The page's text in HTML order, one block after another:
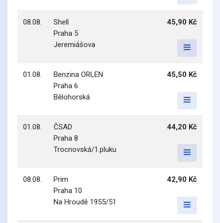
08.08.
Shell
Praha 5
Jeremiášova
45,90 Kč
01.08.
Benzina ORLEN
Praha 6
Bělohorská
45,50 Kč
01.08.
ČSAD
Praha 8
Trocnovská/1.pluku
44,20 Kč
08.08.
Prim
Praha 10
Na Hroudě 1955/51
42,90 Kč